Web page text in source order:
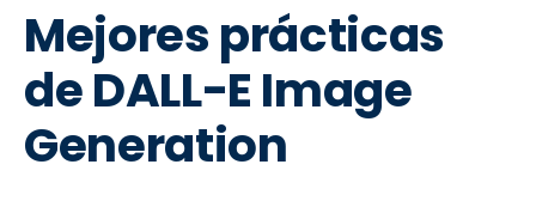
Mejores prácticas
de DALL-E Image
Generation